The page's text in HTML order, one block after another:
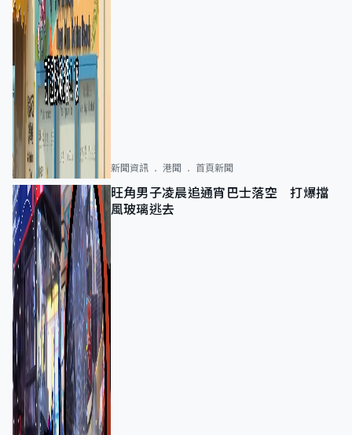
新聞資訊 港聞 首頁新聞
旺角男子凌晨追通宵巴士落空 打爆擋
風玻璃逃去